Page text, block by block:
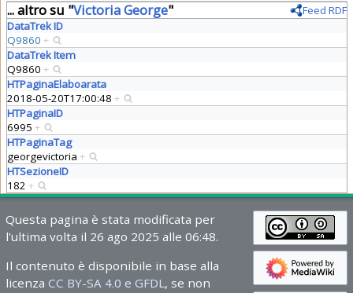
... altro su "Victoria George"
Feed RDF
DataTrek ID
Q9860 +
DataTrek Item
Q9860 +
HTPaginaElaboarata
2018-05-20T17:00:48 +
HTPaginaID
6995 +
HTPaginaTag
georgevictoria +
HTSezioneID
182 +
Questa pagina è stata modificata per
l'ultima volta il 26 ago 2025 alle 06:48.
Il contenuto è disponibile in base alla
licenza CC BY-SA 4.0 e GFDL , se non